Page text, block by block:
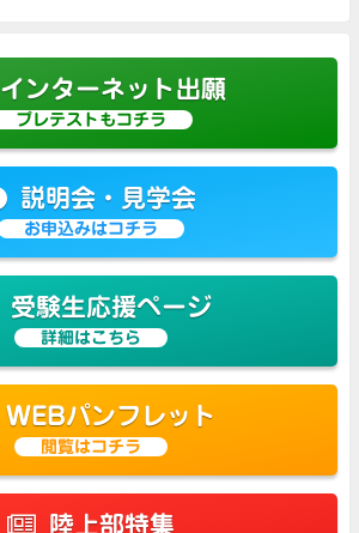
インターネット出願
プレテストもコチラ
説明会・見学会
お申込みはコチラ
受験生応援ページ
詳細はこちら
WEBパンフレット
閲覧はコチラ
陸上部特集